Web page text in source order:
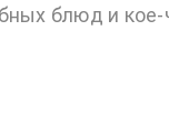
блюд и кое-